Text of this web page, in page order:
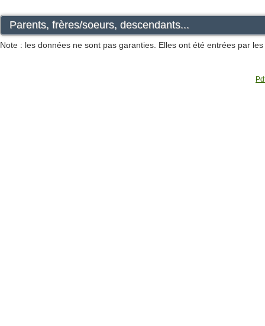
Parents, frères/soeurs, descendants...
Note : les données ne sont pas garanties. Elles ont été entrées par